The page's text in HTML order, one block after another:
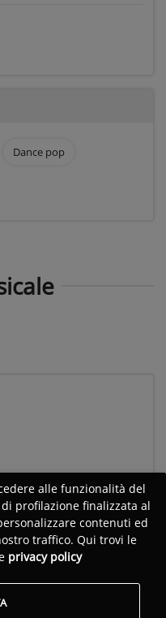
Dance pop
alle funzionalità del
profilazione finalizzata al
contenuti ed
traffico. Qui trovi le
privacy policy